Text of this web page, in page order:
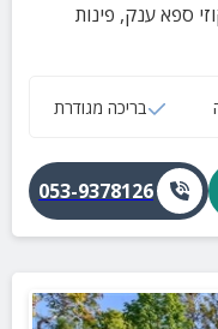
ספא ענק, פינות
בריכה מגודרת
053-9378126